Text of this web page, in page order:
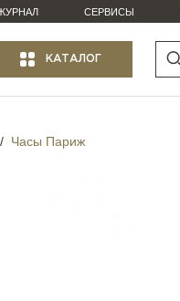
СЕРВИСЫ
КАТАЛОГ
Часы Париж